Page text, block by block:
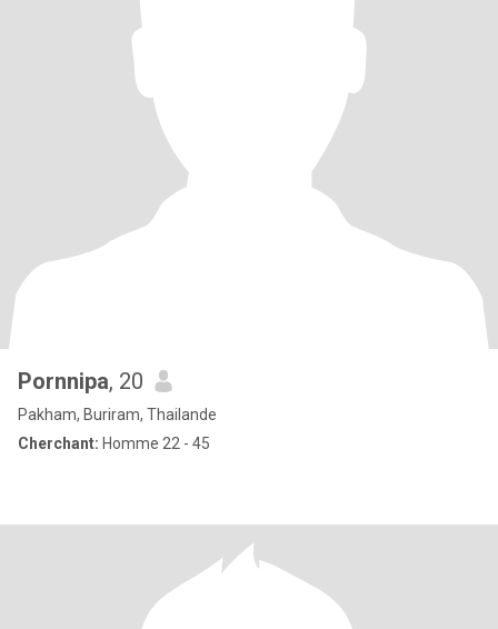
Pornnipa, 20
Pakham, Buriram, Thailande
Cherchant: Homme 22 - 45